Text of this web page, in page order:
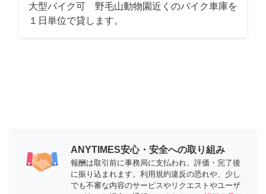
大型バイク可 野毛山動物園近くのバイク車庫を
１日単位で貸します。
ANYTIMES安心・安全への取り組み
報酬は取引前に事務局に支払われ、評価・完了後
に振り込まれます。利用規約違反の恐れや、少し
でも不審な内容のサービスやリクエストやユーザ